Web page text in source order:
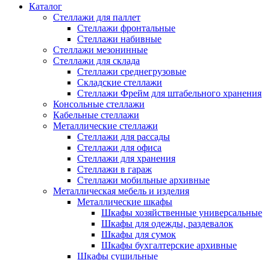
Каталог
Стеллажи для паллет
Стеллажи фронтальные
Стеллажи набивные
Стеллажи мезонинные
Стеллажи для склада
Стеллажи среднегрузовые
Складские стеллажи
Стеллажи Фрейм для штабельного хранения
Консольные стеллажи
Кабельные стеллажи
Металлические стеллажи
Стеллажи для рассады
Стеллажи для офиса
Стеллажи для хранения
Стеллажи в гараж
Стеллажи мобильные архивные
Металлическая мебель и изделия
Металлические шкафы
Шкафы хозяйственные универсальные
Шкафы для одежды, раздевалок
Шкафы для сумок
Шкафы бухгалтерские архивные
Шкафы сушильные